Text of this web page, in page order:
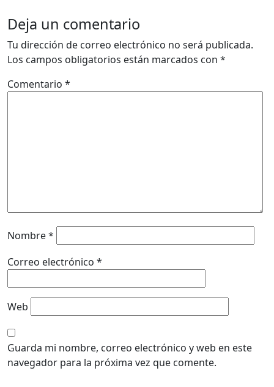
Deja un comentario
Tu dirección de correo electrónico no será publicada.
Los campos obligatorios están marcados con *
Comentario *
Nombre*
Correo electrónico *
Web
Guarda mi nombre, correo electrónico y web en este
navegador para la próxima vez que comente.